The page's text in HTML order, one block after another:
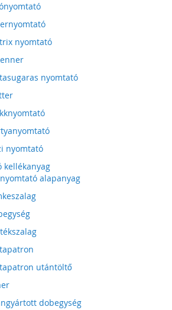
nyomtató
nyomtató
nyomtató
kellékanyag
alapanyag
utántöltő
dobegység